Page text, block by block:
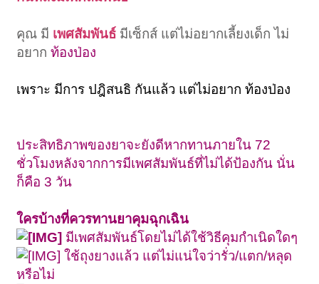
คุณ มี เพศสัมพันธ์ มีเซ็กส์ แต่ไม่อยากเลี้ยงเด็ก ไม่
อยากท้องป่อง
เพราะ มีการ ปฎิสนธิ กันแล้ว แต่ไม่อยาก ท้องป่อง
ประสิทธิภาพของยาจะยังดีหากทานภายใน 72
ชั่วโมงหลังจากการมีเพศสัมพันธ์ที่ไม่ได้ป้องกัน นั่น
ก็คือ 3 วัน
ใครบ้างที่ควรทานยาคุมฉุกเฉิน
มีเพศสัมพันธ์โดยไม่ได้ใช้วิธีคุมกำเนิดใดๆ
ใช้ถุงยางแล้ว แต่ไม่แน่ใจว่ารั่ว/แตก/หลุด
หรือไม่